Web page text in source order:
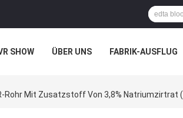
SHOW ÜBER UNS FABRIK-AUSFLUG
Rohr Mit Zusatzstoff Von 3,8% Natriumzirtrat